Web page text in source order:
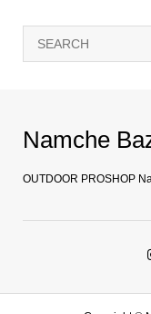
Namche
OUTDOOR PROSHOP